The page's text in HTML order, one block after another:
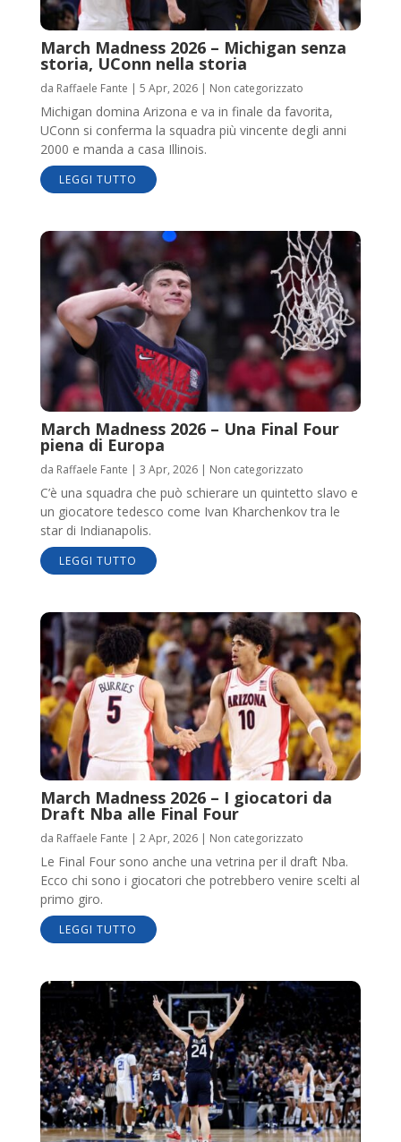
March Madness 2026 – Michigan senza
storia, UConn nella storia
da Raffaele Fante | 5 Apr, 2026| Non categorizzato
Michigan domina Arizona e va in finale da favorita,
UConn si conferma la squadra più vincente degli anni
2000 e manda a casa Illinois.
LEGGI TUTTO
March Madness 2026 – Una Final Four
piena di Europa
da Raffaele Fante | 3 Apr, 2026| Non categorizzato
C’è una squadra che può schierare un quintetto slavo e
un giocatore tedesco come Ivan Kharchenkov tra le
star di Indianapolis.
LEGGI TUTTO
March Madness 2026 – I giocatori da
Draft Nba alle Final Four
da Raffaele Fante | 2 Apr, 2026| Non categorizzato
Le Final Four sono anche una vetrina per il draft Nba.
Ecco chi sono i giocatori che potrebbero venire scelti al
primo giro.
LEGGI TUTTO